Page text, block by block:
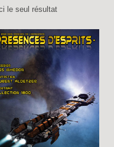
le seul résultat